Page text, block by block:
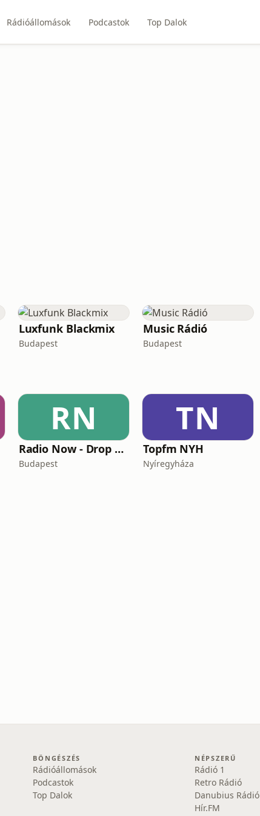
Rádióállomások Podcastok Top Dalok
Luxfunk Blackmix
Budapest
Music Rádió
Budapest
RN
Radio Now - Drop Now!
Budapest
TN
Topfm NYH
Nyíregyháza
BÖNGÉSZÉS
Rádióállomások
Podcastok
Top Dalok
NÉPSZERŰ
Rádió 1
Retro Rádió
Danubius Rádió
Hír.FM